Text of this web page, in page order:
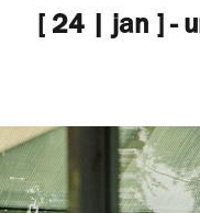
[ 24 | jan ] -